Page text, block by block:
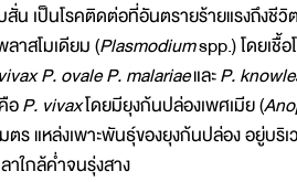
น เป็นโรคติดต่อที่อันตรายร้ายแรงถึงชี
ลาสโมเดียม (Plasmodiumspp.) โดยเชื้
P. ovale P. malariaeและP.
อP. vivaxโดยมียุงก้นปล่องเพศเมีย (
ร แหล่งเพาะพันธุ์ของยุงก้นปล่อง อยู่บริ
าใกล้ค่ำจนรุ่งสาง